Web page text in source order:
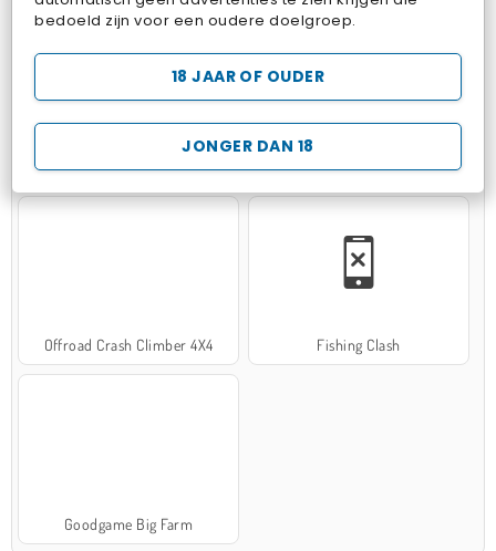
bedoeld zijn voor een oudere doelgroep.
JONGER DAN 18
18 JAAR OF OUDER
Hospital Surgeon Doctor Game Potion Sort
Offroad Crash Climber 4X4 Fishing Clash
Goodgame Big Farm